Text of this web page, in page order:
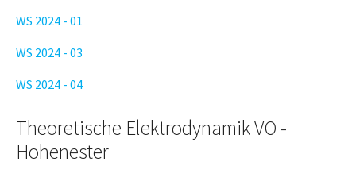
WS 2024 - 01
WS 2024 - 03
WS 2024 - 04
Theoretische Elektrodynamik VO -
Hohenester